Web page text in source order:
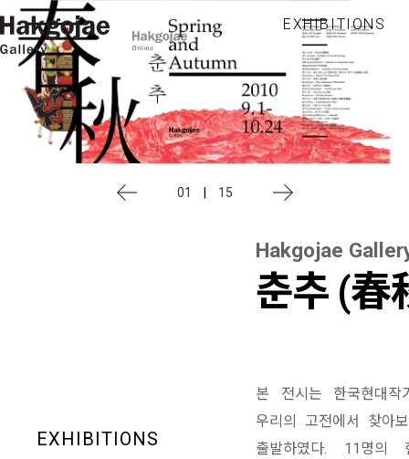
EXHIBITIONS
01 15
EXHIBITIONS
Hakgojae
춘추 (春
본 전시는 한국현대작
우리의 고전에서 찾아
출발하였다. 11명의